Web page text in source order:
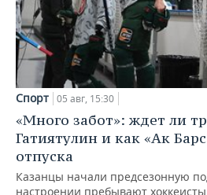
Спорт 05 авг, 15:30
«Много забот»: ждет ли
Гатиятулин и как «Ак
отпуска
Казанцы начали предсезонную
настроении пребывают